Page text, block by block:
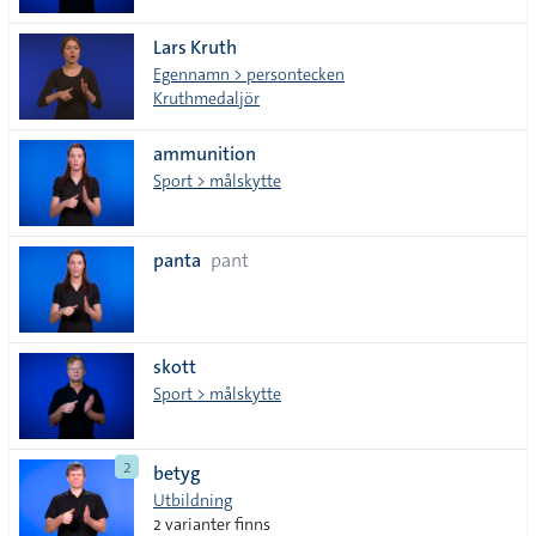
Lars Kruth
Egennamn > persontecken
Kruthmedaljör
ammunition
Sport > målskytte
panta pant
skott
Sport > målskytte
2 betyg
Utbildning
2 varianter finns